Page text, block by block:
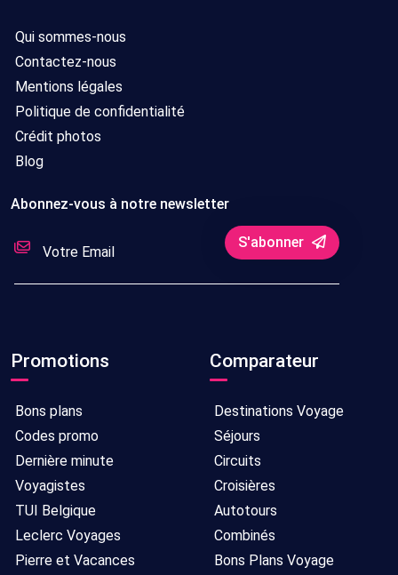
Qui sommes-nous
Contactez-nous
Mentions légales
Politique de confidentialité
Crédit photos
Blog
Abonnez-vous à notre newsletter
S'abonner
Promotions
Bons plans
Codes promo
Dernière minute
Voyagistes
TUI Belgique
Leclerc Voyages
Pierre et Vacances
Comparateur
Destinations Voyage
Séjours
Circuits
Croisières
Autotours
Combinés
Bons Plans Voyage